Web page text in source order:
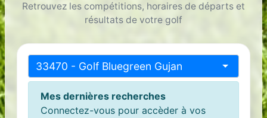
Retrouvez les compétitions, horaires de départs et
résultats de votre golf
33470 - Golf Bluegreen Gujan
Mes dernières recherches
Connectez-vous pour accèder à vos